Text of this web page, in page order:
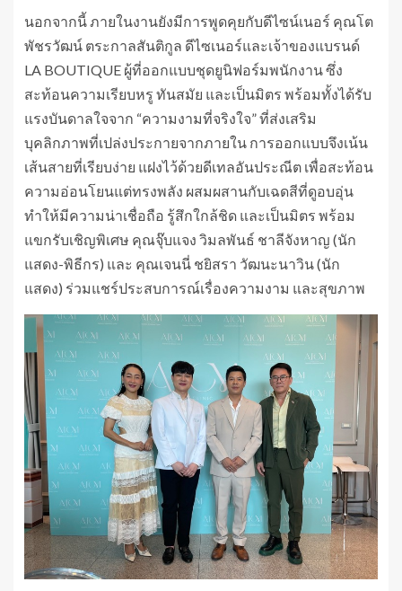
นอกจากนี้ ภายในงานยังมีการพูดคุยกับดีไซน์เนอร์ คุณโต
พัชรวัฒน์ ตระกาลสันติกูล ดีไซเนอร์และเจ้าของแบรนด์
LA BOUTIQUE ผู้ที่ออกแบบชุดยูนิฟอร์มพนักงาน ซึ่ง
สะท้อนความเรียบหรู ทันสมัย และเป็นมิตร พร้อมทั้งได้รับ
แรงบันดาลใจจาก “ความงามที่จริงใจ” ที่ส่งเสริม
บุคลิกภาพที่เปล่งประกายจากภายใน การออกแบบจึงเน้น
เส้นสายที่เรียบง่าย แฝงไว้ด้วยดีเทลอันประณีต เพื่อสะท้อน
ความอ่อนโยนแต่ทรงพลัง ผสมผสานกับเฉดสีที่ดูอบอุ่น
ทำให้มีความน่าเชื่อถือ รู้สึกใกล้ชิด และเป็นมิตร พร้อม
แขกรับเชิญพิเศษ คุณจุ๊บแจง วิมลพันธ์ ชาลีจังหาญ (นัก
แสดง-พิธีกร) และ คุณเจนนี่ ชยิสรา วัฒนะนาวิน (นัก
แสดง) ร่วมแชร์ประสบการณ์เรื่องความงาม และสุขภาพ